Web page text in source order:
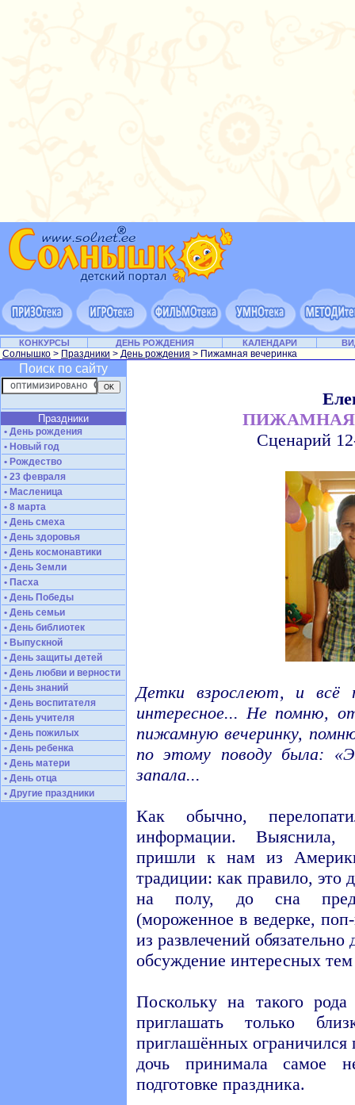
КОНКУРСЫ ДЕНЬ РОЖДЕНИЯ КАЛЕНДАРИ
Солнышко > Праздники > День рождения > Пижамная вечеринка
Поиск по сайту
Праздники
• День рождения
• Новый год
• Рождество
• 23 февраля
• Масленица
• 8 марта
• День смеха
• День здоровья
• День космонавтики
• День Земли
• Пасха
• День Победы
• День семьи
• День библиотек
• Выпускной
• День защиты детей
• День любви и верности
• День знаний
• День воспитателя
• День учителя
• День пожилых
• День ребенка
• День матери
• День отца
• Другие праздники
ПИЖАМНАЯ
Cценарий
Детки взрослеют, и всё
интересное... Не помню,
пижамную вечеринку,
по этому поводу была:
запала...
Как обычно,
информации. Выяснила,
пришли к нам из
традиции: как правило, это
на полу, до сна
(мороженное в ведерке,
из развлечений
обсуждение интересных
Поскольку на такого рода
приглашать только
приглашённых ограничился
дочь принимала самое
подготовке праздника.